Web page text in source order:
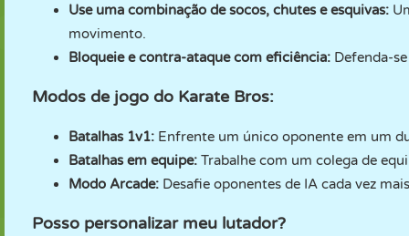
Use uma combinação de socos, chutes e esquivas:
movimento.
Bloqueie e contra-ataque com eficiência: Defenda-
Modos de jogo do Karate Bros:
Batalhas 1v1: Enfrente um único oponente em um
Batalhas em equipe: Trabalhe com um colega de
Modo Arcade: Desafie oponentes de IA cada vez
Posso personalizar meu lutador?